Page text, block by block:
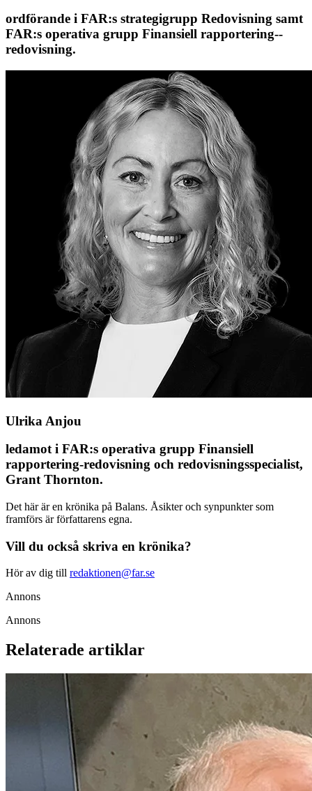
ordförande i FAR:s ­strategigrupp ­Redovisning samt
FAR:s operativa grupp ­Finansiell rapportering-­
redovisning.
Ulrika Anjou
ledamot i FAR:s operativa grupp Finansiell
rapportering-­redovisning och ­redovisningsspecialist,
Grant Thornton.
Det här är en krönika på Balans. Åsikter och synpunkter som
framförs är författarens egna.
Vill du också skriva en krönika?
Hör av dig till redaktionen@far.se
Annons
Annons
Relaterade artiklar